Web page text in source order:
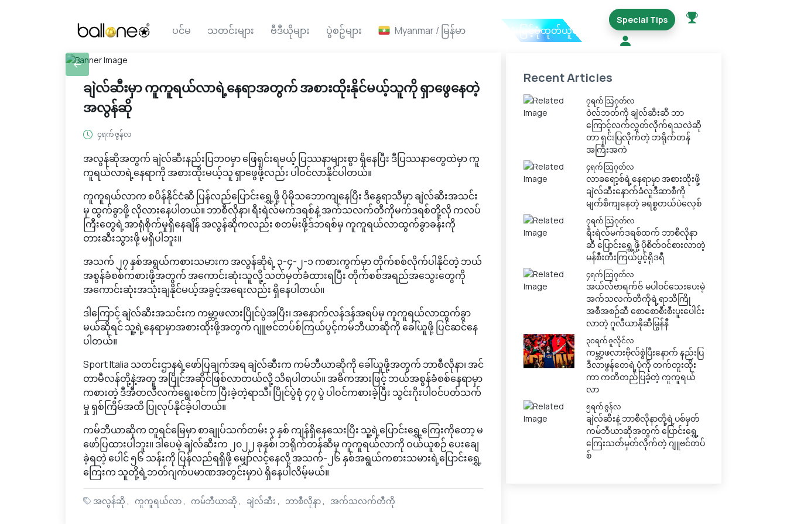
ပင်မ သတင်းများ ဗီဒီယိုများ ပွဲစဥ်များ Myanmar / မြန်မာ Ai ဖြင့်ပုံထုတ်ယူမည်
Special Tips
ချဲလ်ဆီးမှာ ကူကူရယ်လာရဲ့နေရာအတွက် အစားထိုးနိုင်မယ့်သူကို ရှာဖွေနေတဲ့
အလွန်ဆို
၄ရက် ဇွန်လ
အလွန်ဆိုအတွက် ချဲလ်ဆီးနည်းပြဘ၀မှာ ဖြေရှင်းရမယ့် ပြဿနာများစွာ ရှိနေပြီး ဒီပြဿနာတွေထဲမှာ ကူ
ကူရယ်လာရဲ့နေရာကို အစားထိုးမယ့်သူ ရှာဖွေဖို့လည်း ပါဝင်လာနိုင်ပါတယ်။
ကူကူရယ်လာက စပိန်နိုင်ငံဆီ ပြန်လည်ပြောင်းရွှေ့ဖို့ ပိုမိုသဘောကျနေပြီး ဒီနွေရာသီမှာ ချဲလ်ဆီးအသင်း
မှ ထွက်ခွာဖို့ လိုလားနေပါတယ်။ ဘာစီလိုနာ၊ ရီးရဲလ်မက်ဒရစ်နဲ့ အက်သလက်တီကိုမက်ဒရစ်တို့လို ကလပ်
ကြီးတွေရဲ့အာရုံစိုက်မှုရှိနေချိန် အလွန်ဆိုကလည်း စတမ်းဖို့ဒ်ဘရစ်မှ ကူကူရယ်လာထွက်ခွာခန်းကို
တားဆီးသွားဖို့ မရှိပါဘူး။
အသက် ၂၇ နှစ်အရွယ်ကစားသမားက အလွန်ဆိုရဲ့ ၃-၄-၂-၁ ကစားကွက်မှာ တိုက်စစ်လိုက်ပါနိုင်တဲ့ ဘယ်
အစွန်ခံစစ်ကစားဖို့အတွက် အကောင်းဆုံးသူလို့ သတ်မှတ်ခံထားရပြီး တိုက်စစ်အရည်အသွေးတွေကို
အကောင်းဆုံးအသုံးချနိုင်မယ့်အခွင့်အရေးလည်း ရှိနေပါတယ်။
ဒါကြောင့် ချဲလ်ဆီးအသင်းက ကမ္ဘာ့ဖလားပြိုင်ပွဲအပြီး၊ အနောက်လန်ဒန်အရပ်မှ ကူကူရယ်လာထွက်ခွာ
မယ်ဆိုရင် သူ့ရဲ့နေရာမှာအစားထိုးဖို့အတွက် ဂျူဗင်တပ်စ်ကြယ်ပွင့်ကမ်ဘီယာဆိုကို ခေါ်ယူဖို့ ပြင်ဆင်နေ
ပါတယ်။
Sport Italia သတင်းဌာနရဲ့ဖော်ပြချက်အရ ချဲလ်ဆီးက ကမ်ဘီယာဆိုကို ခေါ်ယူဖို့အတွက် ဘာစီလိုနာ၊ အင်
တာမီလန်တို့နဲ့အတူ အပြိုင်အဆိုင်ဖြစ်လာတယ်လို့ သိရပါတယ်။ အဓိကအားဖြင့် ဘယ်အစွန်ခံစစ်နေရာမှာ
ကစားတဲ့ ဒီအီတလီလက်ရွေးစင်က ပြီးခဲ့တဲ့ရာသီ၊ ပြိုင်ပွဲစုံ ၄၇ ပွဲ ပါဝင်ကစားခဲ့ပြီး သွင်းဂိုးပါဝင်ပတ်သက်
မှု ရှစ်ကြိမ်အထိ ပြုလုပ်နိုင်ခဲ့ပါတယ်။
ကမ်ဘီယာဆိုက တူရင်မြေမှာ စာချုပ်သက်တမ်း ၃ နှစ် ကျန်ရှိနေသေးပြီး သူ့ရဲ့ပြောင်းရွှေ့ကြေးကိုတော့ မ
ဖော်ပြထားပါဘူး။ ဒါပေမဲ့ ချဲလ်ဆီးက ၂၀၂၂ ခုနှစ်၊ ဘရိုက်တန်ဆီမှ ကူကူရယ်လာကို ဝယ်ယူစဉ် ပေးချေ
ခဲ့ရတဲ့ ပေါင် ၅၆ သန်းကို ပြန်လည်ရရှိဖို့ မျှော်လင့်နေလို့ အသက်-၂၆ နှစ်အရွယ်ကစားသမားရဲ့ပြောင်းရွှေ့
ကြေးက သူတို့ရဲ့ဘတ်ဂျက်ပမာဏအတွင်းမှာပဲ ရှိနေပါလိမ့်မယ်။
အလွန်ဆို ကူကူရယ်လာ ကမ်ဘီယာဆို ချဲလ်ဆီး ဘာစီလိုနာ အက်သလက်တီကို
Recent Articles
၇ရက် သြဂုတ်လ
ဝဲလ်ဘတ်ကို ချဲလ်ဆီးဆီ ဘာ
ကြောင့်လက်လွှတ်လိုက်ရသလဲဆို
တာ ရှင်းပြလိုက်တဲ့ ဘရိုက်တန်
အကြီးအကဲ
၄ရက် သြဂုတ်လ
လာခရော့စ်ရဲ့နေရာမှာ အစားထိုးဖို့
ချဲလ်ဆီးနောက်ခံလူဒီဆာစီကို
မျက်စိကျနေတဲ့ ခရစ္စတယ်ပဲလေ့စ်
၇ရက် သြဂုတ်လ
ရီးရဲလ်မက်ဒရစ်ထက် ဘာစီလိုနာ
ဆီ ပြောင်းရွှေ့ဖို့ ပိုစိတ်ဝင်စားလာတဲ့
မန်စီးတီးကြယ်ပွင့်ရိုဒရီ
၄ရက် သြဂုတ်လ
အယ်လ်ဗာရက်ဇ် မပါဝင်သေးပေးမဲ့
အက်သလက်တီကိုရဲ့ရာသီကြို
အစီအစဉ်ဆီ စောစောစီးစီးပူးပေါင်း
လာတဲ့ ဂူလီယာနိုဆီမြွန်နီ
၃၀ရက် ဇူလိုင်လ
ကမ္ဘာ့ဖလားဗိုလ်စွဲပြီးနောက် နည်းပြ
ဒီလာဖွန်တေရဲ့ပုံကို တက်တူးထိုး
ကာ ကတိတည်ပြခဲ့တဲ့ ကူကူရယ်
လာ
၅ရက် ဇွန်လ
ချဲလ်ဆီးနဲ့ ဘာစီလိုနာတို့ရဲ့ပစ်မှတ်
ကမ်ဘီယာဆိုအတွက် ပြောင်းရွှေ့
ကြေးသတ်မှတ်လိုက်တဲ့ ဂျူဗင်တပ်
စ်